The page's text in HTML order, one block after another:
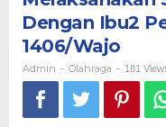
Senam
Persit
Cab
XXIV
Kodim
Dengan Ibu2
1406/Wajo
Admin - Olahraga - 181